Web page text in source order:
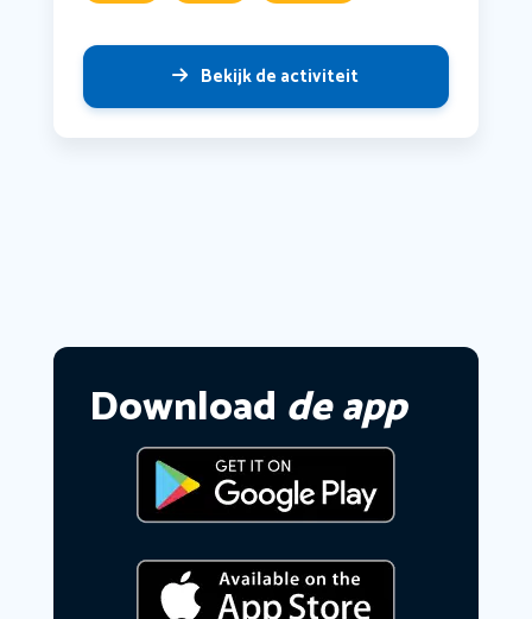
Bekijk de activiteit
Download de app